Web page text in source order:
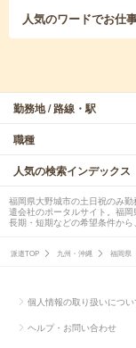
人気のワードでお仕
勤務地 / 路線・駅
職種
人気の検索インデックス
福岡県大野城市の土日祝のみ
遣会社のポータルサイト。福岡
長期・短期などの希望条件から
派遣TOP 九州・沖縄 福岡県
個人情報の取り扱いについ
ヘルプ・お問い合わせ